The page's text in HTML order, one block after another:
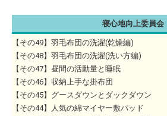
寝心地向上委員会
【その49】羽毛布団の洗濯(乾燥編)
【その48】羽毛布団の洗濯(洗い方編)
【その47】昼間の活動量と睡眠
【その46】収納上手な掛布団
【その45】グースダウンとダックダウン
【その44】人気の綿マイヤー敷パッド